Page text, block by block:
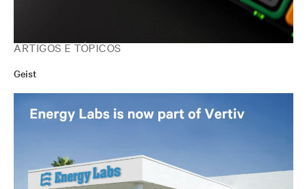
ARTIGOS E TÓPICOS
Geist